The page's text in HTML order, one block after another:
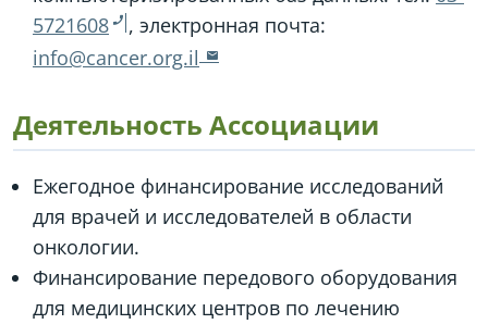
5721608
, электронная почта:
info@cancer.org.il
Деятельность Ассоциации
Ежегодное финансирование исследований
для врачей и исследователей в области
онкологии.
Финансирование передового оборудования
для медицинских центров по лечению